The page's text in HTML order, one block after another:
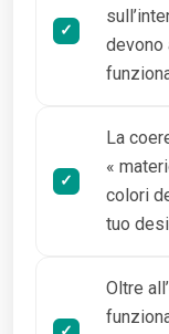
devono
La
«
colori
tuo
Oltre